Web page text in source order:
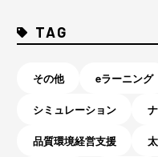
TAG
その他 eラーニング
シミュレーション
品質環境経営支援